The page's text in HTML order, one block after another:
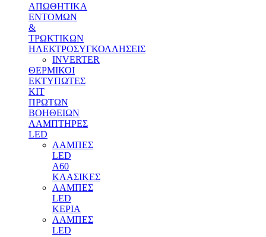
ΑΠΩΘΗΤΙΚΑ
ΕΝΤΟΜΩΝ
&
ΤΡΩΚΤΙΚΩΝ
ΗΛΕΚΤΡΟΣΥΓΚΟΛΛΗΣΕΙΣ
INVERTER
ΘΕΡΜΙΚΟΙ
ΕΚΤΥΠΩΤΕΣ
ΚΙΤ
ΠΡΩΤΩΝ
ΒΟΗΘΕΙΩΝ
ΛΑΜΠΤΗΡΕΣ
LED
ΛΑΜΠΕΣ
LED
Α60
ΚΛΑΣΙΚΕΣ
ΛΑΜΠΕΣ
LED
ΚΕΡΙΑ
ΛΑΜΠΕΣ
LED